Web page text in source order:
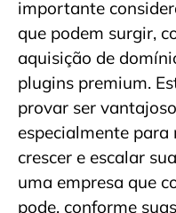
importante
que podem surgir,
aquisição de
plugins premium.
provar ser
especialmente para
crescer e escalar
uma empresa que
pode, conforme